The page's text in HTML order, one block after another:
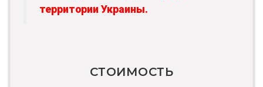
территории Украины.
СТОИМОСТЬ